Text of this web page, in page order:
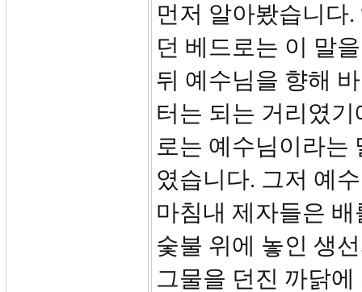
먼저 알아봤습니다
던 베드로는 이 말
뒤 예수님을 향해
터는 되는 거리였
로는 예수님이라는
였습니다. 그저 예
마침내 제자들은
숯불 위에 놓인 생
그물을 던진 까닭